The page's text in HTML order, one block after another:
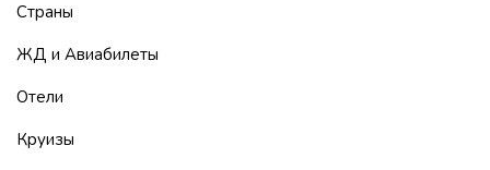
Страны
ЖД и Авиабилеты
Отели
Круизы